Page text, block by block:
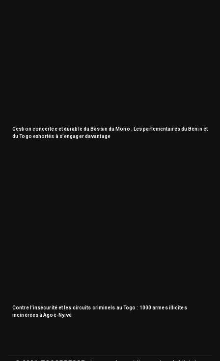
Gestion concertée et durable du Bassin du Mono : Les parlementaires du Bénin et
du Togo exhortés à s’engager davantage
Contre l’insécurité et les circuits criminels au Togo : 1000 armes illicites
incinérées à Agoè-Nyivé